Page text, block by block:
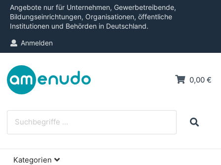
Angebote nur für Unternehmen, Gewerbetreibende,
Bildungseinrichtungen, Organisationen, öffentliche
Institutionen und Behörden in Deutschland.
Anmelden
0,00 €
Kategorien